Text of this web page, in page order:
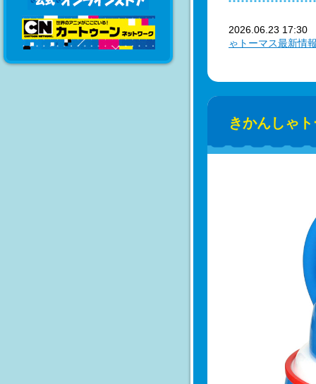
2026.06.23
ゃトーマス最新情
きかんしゃ